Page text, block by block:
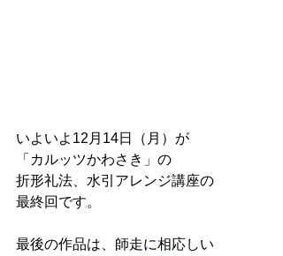
いよいよ12月14日（月）が
「カルッツかわさき」の
折形礼法、水引アレンジ講座の
最終回です。
最後の作品は、師走に相応しい